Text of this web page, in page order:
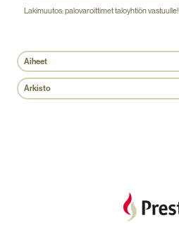
Lakimuutos: palovaroittimet taloyhtiön vastuulle!
Aiheet
Arkisto